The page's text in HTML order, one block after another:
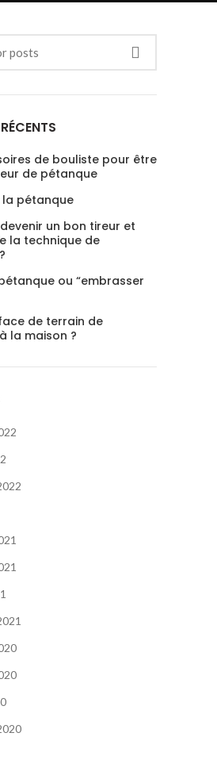
de bouliste pour être
de pétanque
la pétanque
un bon tireur et
la technique de
ou “embrasser
de terrain de
la maison ?